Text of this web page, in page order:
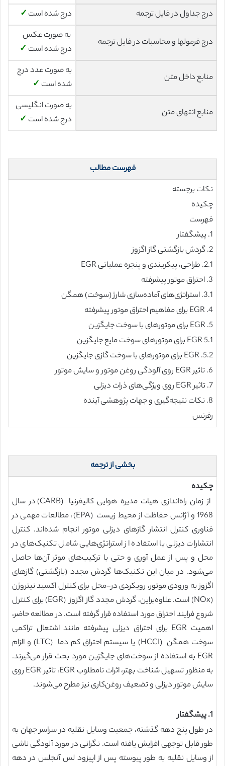
درج جداول در فایل ترجمه
درج شده است ✓
درج فرمولها و محاسبات در فایل ترجمه
به صورت عکس
درج شده است ✓
منابع داخل متن
به صورت عدد درج
شده است ✓
منابع انتهای متن
به صورت انگلیسی
درج شده است ✓
فهرست مطالب
نکات برجسته
چکیده
فهرست
1. پیشگفتار
2. گردش بازگشتی گاز اگزوز
2.1. طراحی، پیکربندی و پنجره عملیاتی EGR
3. احتراق موتور پیشرفته
3.1. استراتژی‌های آماده‌سازی شارژ (سوخت) همگن
4. EGR برای مفاهیم احتراق موتور پیشرفته
5. EGR برای موتورهای با سوخت جایگزین
5.1 EGR برای موتورهای سوخت مایع جایگزین
5.2. EGR برای موتورهای با سوخت گازی جایگزین
6. تاثیر EGR روی آلودگی روغن موتور و سایش موتور
7. تاثیر EGR روی ویژگی‌های ذرات دیزلی
8. نکات نتیجه‌گیری و جهات پژوهشی آینده
رفرنس
بخشی از ترجمه
چکیده
از زمان راه‌اندازی هیات مدیره هوایی کالیفرنیا (CARB) در سال
1968 و آژانس حفاظت از محیط زیست (EPA)، مطالعات مهمی در
فناوری کنترل انتشار گازهای دیزلی موتور انجام شده‌اند. کنترل
انتشارات دیزلی با استفاده از استراتژی‌هایی شامل تکنیک‌های در
محل و پس از عمل آوری و حتی با ترکیب‌های موثر آن‌ها حاصل
می‌شود. در میان این تکنیک‌ها گردش مجدد (بازگشتی) گازهای
اگزوز به ورودی موتور، رویکردی در-محل برای کنترل اکسید نیتروژن
(NOx) است. علاوه‌براین، گردش مجدد گاز اگزوز (EGR) برای کنترل
شروع فرایند احتراق مورد استفاده قرار گرفته است. در مطالعه حاضر،
اهمیت EGR برای احتراق دیزلی پیشرفته مانند اشتعال تراکمی
سوخت همگن (HCCI) یا سیستم احتراق کم دما (LTC) و الزام
EGR به استفاده از سوخت‌های جایگزین مورد بحث قرار می‌گیرند.
به منظور تسهیل شناخت بهتر، اثرات نامطلوب EGR، تاثیر EGR روی
سایش موتور دیزلی و تضعیف روغن‌کاری نیز مطرح می‌شوند.
1. پیشگفتار
در طول پنج دهه گذشته، جمعیت وسایل نقلیه در سراسر جهان به
طور قابل توجهی افزایش یافته است. نگرانی در مورد آلودگی ناشی
از وسایل نقلیه به طور پیوسته پس از اپیزود لس آنجلس در دهه